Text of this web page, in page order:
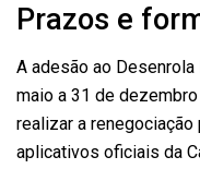
Prazos e
A adesão ao
maio a 31 de
realizar a
aplicativos oficiais da